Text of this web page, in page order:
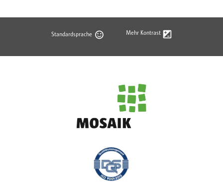
Standardsprache Mehr Kontrast